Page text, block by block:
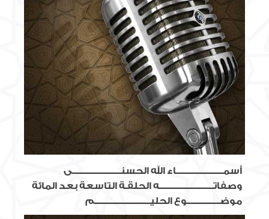
أسمــــــــــــــــــــــــــاء الله الحسنـــــــــــــــــــــــــــى
وصفاتــــــــــــــــــــــــــــــه الحلقـة التاسعة بعد المائة
موضــــــــــــــــــوع الحليـــــــــــــــــــــــــــــــم